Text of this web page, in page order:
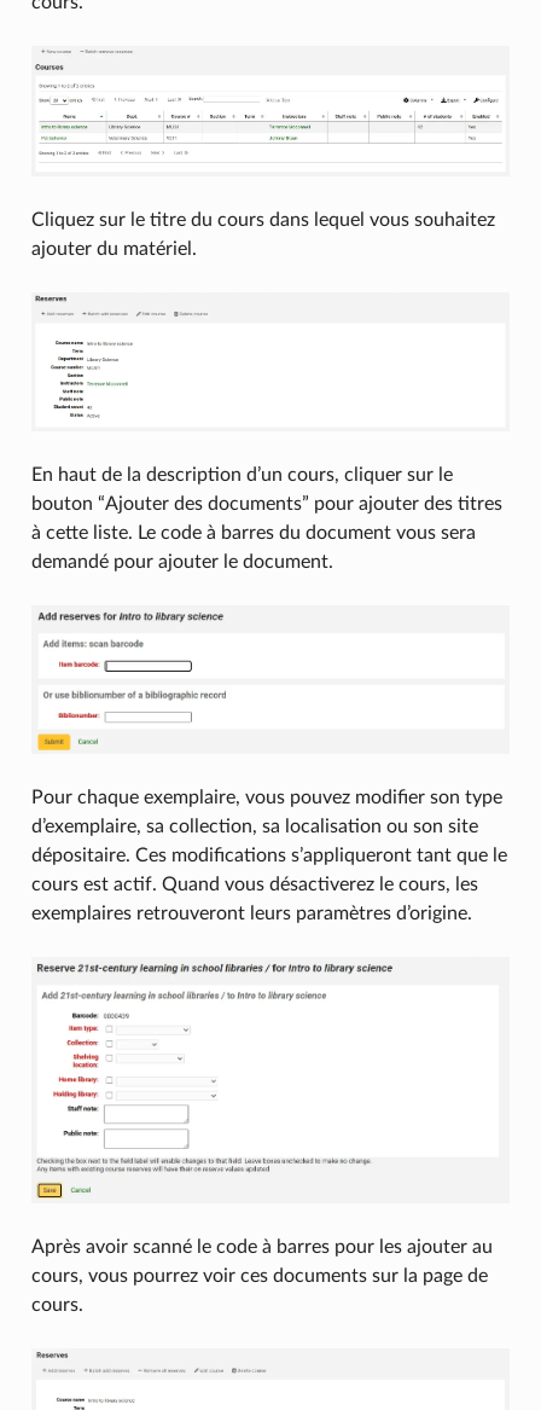
Cliquez sur le titre du cours dans lequel vous souhaitez
ajouter du matériel.
En haut de la description d’un cours, cliquer sur le
bouton “Ajouter des documents” pour ajouter des titres
à cette liste. Le code à barres du document vous sera
demandé pour ajouter le document.
Pour chaque exemplaire, vous pouvez modifier son type
d’exemplaire, sa collection, sa localisation ou son site
dépositaire. Ces modifications s’appliqueront tant que le
cours est actif. Quand vous désactiverez le cours, les
exemplaires retrouveront leurs paramètres d’origine.
Après avoir scanné le code à barres pour les ajouter au
cours, vous pourrez voir ces documents sur la page de
cours.